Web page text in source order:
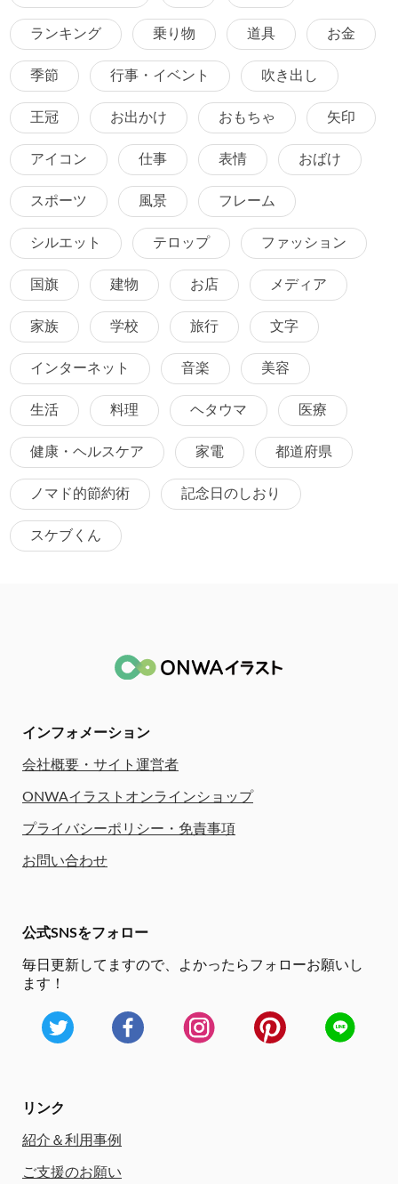
ランキング 乗り物 道具 お金
季節 行事・イベント 吹き出し
王冠 お出かけ おもちゃ 矢印
アイコン 仕事 表情 おばけ
スポーツ 風景 フレーム
シルエット テロップ ファッション
国旗 建物 お店 メディア
家族 学校 旅行 文字
インターネット 音楽 美容
生活 料理 ヘタウマ 医療
健康・ヘルスケア 家電 都道府県
ノマド的節約術 記念日のしおり
スケブくん
インフォメーション
会社概要・サイト運営者
ONWAイラストオンラインショップ
プライバシーポリシー・免責事項
お問い合わせ
公式SNSをフォロー
毎日更新してますので、
よかったらフォローお願いし
ます！
リンク
紹介＆利用事例
ご支援のお願い